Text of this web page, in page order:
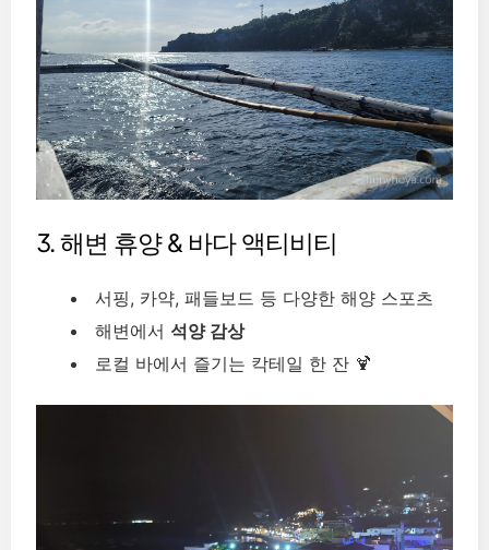
3. 해변 휴양 & 바다 액티비티
서핑, 카약, 패들보드 등 다양한 해양 스포츠
해변에서 석양 감상
로컬 바에서 즐기는 칵테일 한 잔 🍹